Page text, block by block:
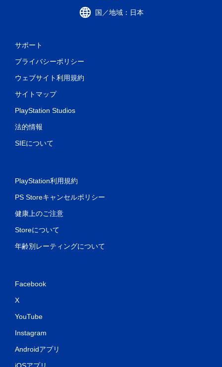
国／地域：日本
サポート
プライバシーポリシー
ウェブサイト利用規約
サイトマップ
PlayStation Studios
法的情報
SIEについて
PlayStation利用規約
PS Storeキャンセルポリシー
健康上のご注意
Storeについて
年齢別レーティングについて
Facebook
X
YouTube
Instagram
Androidアプリ